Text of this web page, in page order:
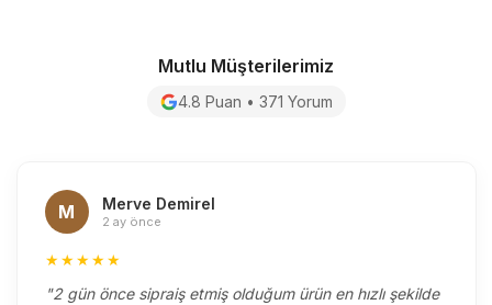
Mutlu Müşterilerimiz
4.8 Puan • 371 Yorum
M Merve Demirel
2 ay önce
★★★★★
"2 gün önce sipraiş etmiş olduğum ürün en hızlı şekilde